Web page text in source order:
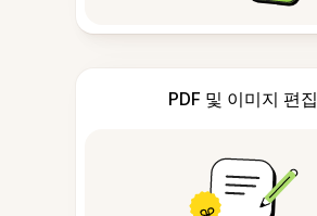
PDF 및 이미지 편집